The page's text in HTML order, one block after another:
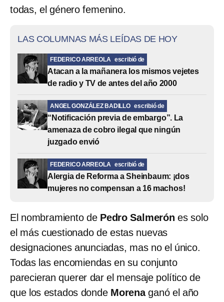
todas, el género femenino.
LAS COLUMNAS MÁS LEÍDAS DE HOY
FEDERICO ARREOLA escribió de
Atacan a la mañanera los mismos vejetes
de radio y TV de antes del año 2000
ANGEL GONZÁLEZ BADILLO escribió de
“Notificación previa de embargo”. La
amenaza de cobro ilegal que ningún
juzgado envió
FEDERICO ARREOLA escribió de
Alergia de Reforma a Sheinbaum: ¡dos
mujeres no compensan a 16 machos!
El nombramiento de Pedro Salmerón es solo
el más cuestionado de estas nuevas
designaciones anunciadas, mas no el único.
Todas las encomiendas en su conjunto
parecieran querer dar el mensaje político de
que los estados donde Morenaganó el año